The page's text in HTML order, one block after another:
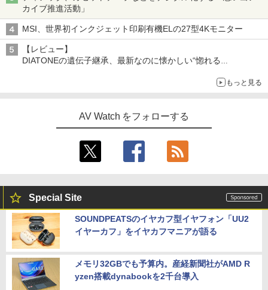
カイブ推進活動」
MSI、世界初インクジェット印刷有機ELの27型4Kモニター
【レビュー】
DIATONEの遺伝子継承、最新なのに懐かしい“惚れる
もっと見る
AV Watch をフォローする
Special Site
SOUNDPEATSのイヤカフ型イヤフォン「UU2
イヤーカフ」をイヤカフマニアが語る
メモリ32GBでも予算内。産経新聞社がAMD R
yzen搭載dynabookを2千台導入